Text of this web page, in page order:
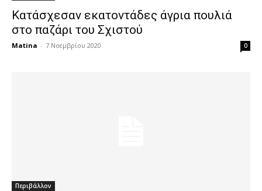
Κατάσχεσαν εκατοντάδες άγρια πουλιά
στο παζάρι του Σχιστού
Matina - 7 Νοεμβρίου 2020 0
Περιβάλλον